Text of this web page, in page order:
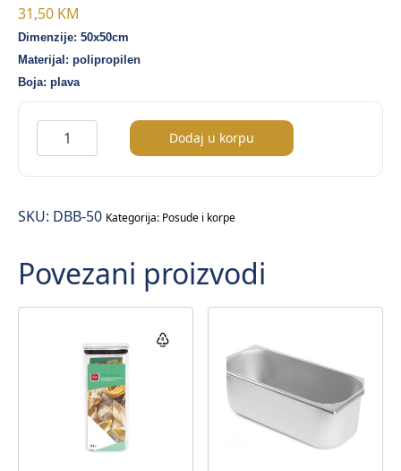
31,50 KM
Dimenzije: 50x50cm
Materijal: polipropilen
Boja: plava
Korpa
za
čaše
50x50cm
Dodaj u korpu
SKU: DBB-50 Kategorija: Posude i korpe
Povezani proizvodi